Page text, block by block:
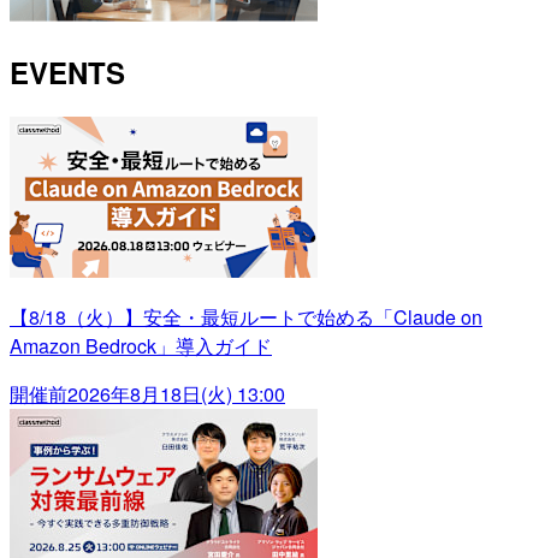
EVENTS
【8/18（火）】安全・最短ルートで始める「Claude on
Amazon Bedrock」導入ガイド
開催前2026年8月18日(火) 13:00